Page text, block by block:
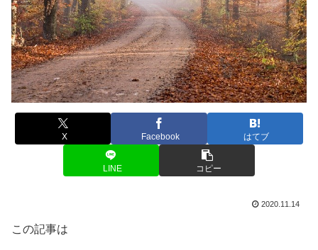
X Facebook はてブ
LINE コピー
2020.11.14
この記事は